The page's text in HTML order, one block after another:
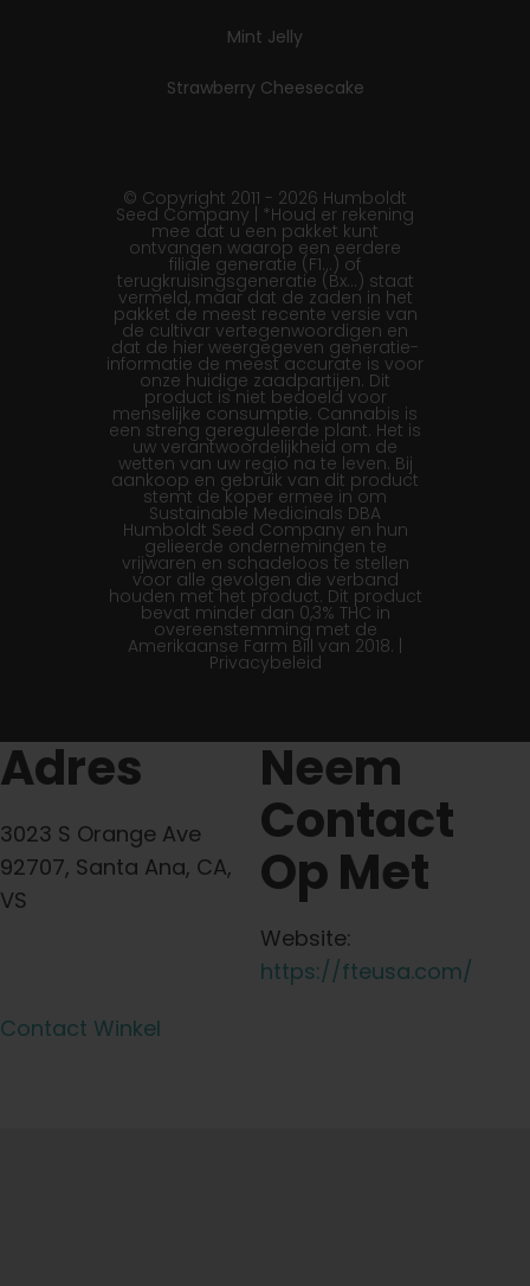
Mint Jelly
Strawberry Cheesecake
© Copyright 2011 - 2026 Humboldt
Seed Company | *Houd er rekening
mee dat u een pakket kunt
ontvangen waarop een eerdere
filiale generatie (F1…) of
terugkruisingsgeneratie (Bx…) staat
vermeld, maar dat de zaden in het
pakket de meest recente versie van
de cultivar vertegenwoordigen en
dat de hier weergegeven generatie-
informatie de meest accurate is voor
onze huidige zaadpartijen. Dit
product is niet bedoeld voor
menselijke consumptie. Cannabis is
een streng gereguleerde plant. Het is
uw verantwoordelijkheid om de
wetten van uw regio na te leven. Bij
aankoop en gebruik van dit product
stemt de koper ermee in om
Sustainable Medicinals DBA
Humboldt Seed Company en hun
gelieerde ondernemingen te
vrijwaren en schadeloos te stellen
voor alle gevolgen die verband
houden met het product. Dit product
bevat minder dan 0,3% THC in
overeenstemming met de
Amerikaanse Farm Bill van 2018. |
Privacybeleid
Adres
3023 S Orange Ave
92707, Santa Ana, CA,
VS
Neem
Contact
Op Met
Website:
https://fteusa.com/
Contact Winkel